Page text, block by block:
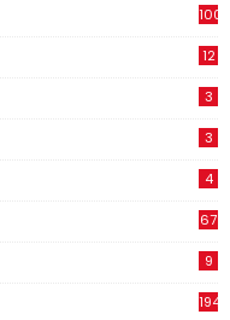
1001
12
3
3
4
67
9
194